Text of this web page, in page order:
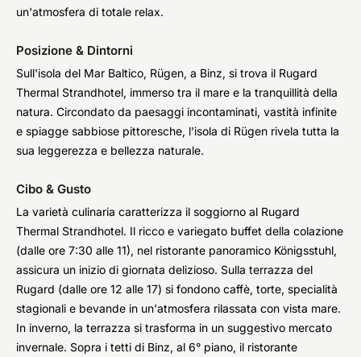
un'atmosfera di totale relax.
Posizione & Dintorni
Sull'isola del Mar Baltico, Rügen, a Binz, si trova il Rugard
Thermal Strandhotel, immerso tra il mare e la tranquillità della
natura. Circondato da paesaggi incontaminati, vastità infinite
e spiagge sabbiose pittoresche, l'isola di Rügen rivela tutta la
sua leggerezza e bellezza naturale.
Cibo & Gusto
La varietà culinaria caratterizza il soggiorno al Rugard
Thermal Strandhotel. Il ricco e variegato buffet della colazione
(dalle ore 7:30 alle 11), nel ristorante panoramico Königsstuhl,
assicura un inizio di giornata delizioso. Sulla terrazza del
Rugard (dalle ore 12 alle 17) si fondono caffè, torte, specialità
stagionali e bevande in un'atmosfera rilassata con vista mare.
In inverno, la terrazza si trasforma in un suggestivo mercato
invernale. Sopra i tetti di Binz, al 6° piano, il ristorante